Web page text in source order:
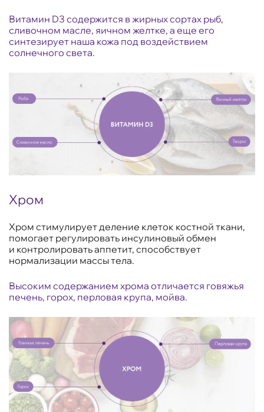
Витамин D3 содержится в жирных сортах рыб,
сливочном масле, яичном желтке, а еще его
синтезирует наша кожа под воздействием
солнечного света.
Хром
Хром стимулирует деление клеток костной ткани,
помогает регулировать инсулиновый обмен
и контролировать аппетит, способствует
нормализации массы тела.
Высоким содержанием хрома отличается говяжья
печень, горох, перловая крупа, мойва.